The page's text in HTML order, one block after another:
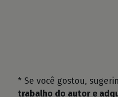
* Se você gostou,
trabalho do autor e